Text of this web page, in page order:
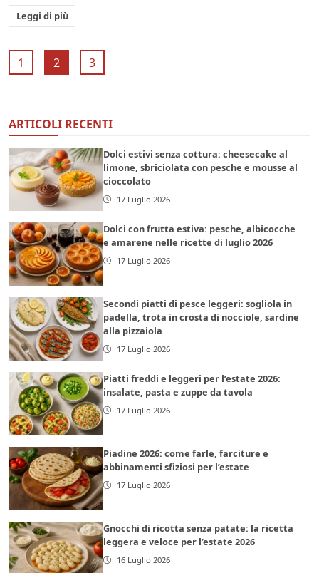
Leggi di più
1 2 3
ARTICOLI RECENTI
Dolci estivi senza cottura: cheesecake al
limone, sbriciolata con pesche e mousse al
cioccolato
17 Luglio 2026
Dolci con frutta estiva: pesche, albicocche
e amarene nelle ricette di luglio 2026
17 Luglio 2026
Secondi piatti di pesce leggeri: sogliola in
padella, trota in crosta di nocciole, sardine
alla pizzaiola
17 Luglio 2026
Piatti freddi e leggeri per l’estate 2026:
insalate, pasta e zuppe da tavola
17 Luglio 2026
Piadine 2026: come farle, farciture e
abbinamenti sfiziosi per l’estate
17 Luglio 2026
Gnocchi di ricotta senza patate: la ricetta
leggera e veloce per l’estate 2026
16 Luglio 2026